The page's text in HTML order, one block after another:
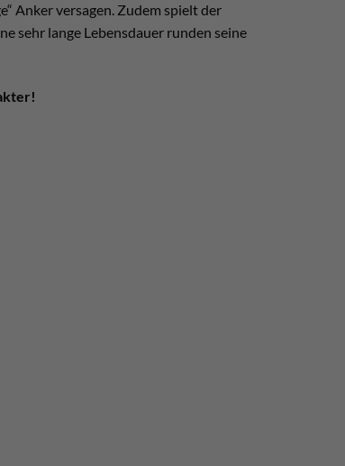
Anker versagen. Zudem spielt der
sehr lange Lebensdauer runden seine